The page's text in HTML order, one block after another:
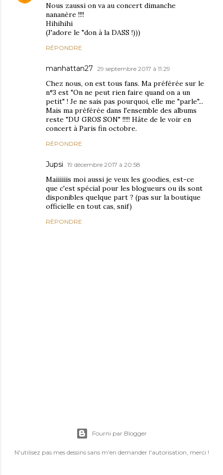
Nous zaussi on va au concert dimanche
nananère !!!!
Hihihihi
(J'adore le "don à la DASS !)))
RÉPONDRE
manhattan27 29 septembre 2017 à 11:29
Chez nous, on est tous fans. Ma préférée sur le
n°3 est "On ne peut rien faire quand on a un
petit" ! Je ne sais pas pourquoi, elle me "parle"...
Mais ma préférée dans l'ensemble des albums
reste "DU GROS SON" !!!!! Hâte de le voir en
concert à Paris fin octobre.
RÉPONDRE
Jupsi 19 décembre 2017 à 20:58
Maiiiiiis moi aussi je veux les goodies, est-ce
que c'est spécial pour les blogueurs ou ils sont
disponibles quelque part ? (pas sur la boutique
officielle en tout cas, snif)
RÉPONDRE
g
Fourni par Blogger
N'utilisez pas mes dessins sans m'en demander l'autorisation, merci !